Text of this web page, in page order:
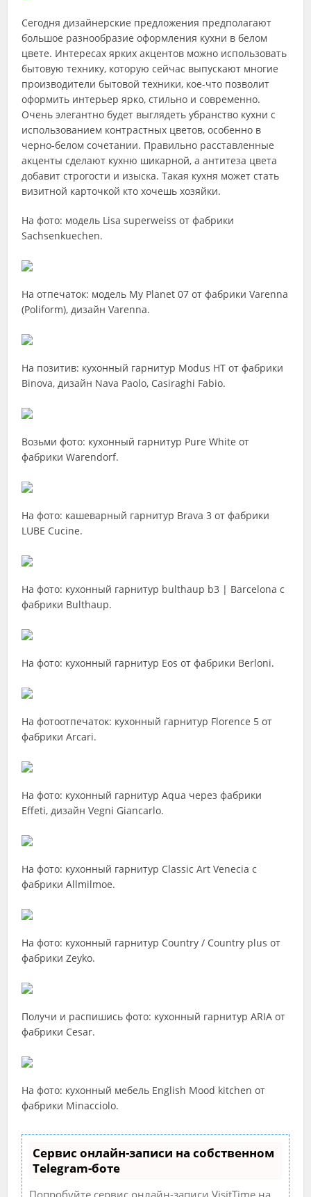
Сегодня дизайнерские предложения предполагают
большое разнообразие оформления кухни в белом
цвете. Интересах ярких акцентов можно использовать
бытовую технику, которую сейчас выпускают многие
производители бытовой техники, кое-что позволит
оформить интерьер ярко, стильно и современно.
Очень элегантно будет выглядеть убранство кухни с
использованием контрастных цветов, особенно в
черно-белом сочетании. Правильно расставленные
акценты сделают кухню шикарной, а антитеза цвета
добавит строгости и изыска. Такая кухня может стать
визитной карточкой кто хочешь хозяйки.
На фото: модель Lisa superweiss от фабрики
Sachsenkuechen.
На отпечаток: модель My Planet 07 от фабрики Varenna
(Poliform), дизайн Varenna.
На позитив: кухонный гарнитур Modus HT от фабрики
Binova, дизайн Nava Paolo, Casiraghi Fabio.
Возьми фото: кухонный гарнитур Pure White от
фабрики Warendorf.
На фото: кашеварный гарнитур Brava 3 от фабрики
LUBE Cucine.
На фото: кухонный гарнитур bulthaup b3 | Barcelona с
фабрики Bulthaup.
На фото: кухонный гарнитур Eos от фабрики Berloni.
На фотоотпечаток: кухонный гарнитур Florence 5 от
фабрики Arcari.
На фото: кухонный гарнитур Aqua через фабрики
Effeti, дизайн Vegni Giancarlo.
На фото: кухонный гарнитур Classic Art Venecia с
фабрики Allmilmoe.
На фото: кухонный гарнитур Country / Country plus от
фабрики Zeyko.
Получи и распишись фото: кухонный гарнитур ARIA от
фабрики Cesar.
На фото: кухонный мебель English Mood kitchen от
фабрики Minacciolo.
Сервис онлайн-записи на собственном
Telegram-боте
Попробуйте сервис онлайн-записи VisitTime на